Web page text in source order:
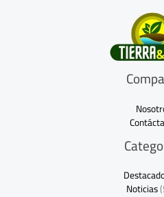
Noticias